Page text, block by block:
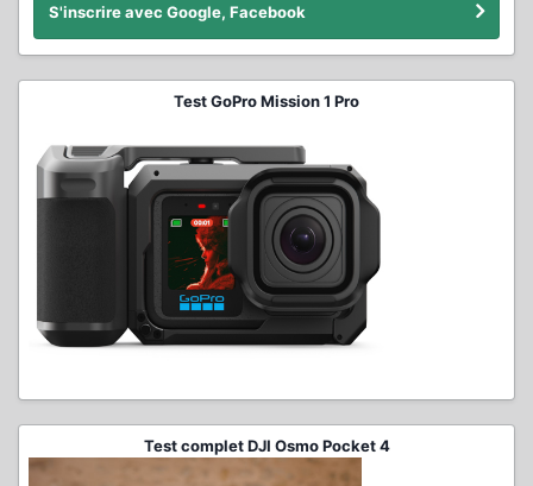
S'inscrire avec Google, Facebook
Test GoPro Mission 1 Pro
Test complet DJI Osmo Pocket 4